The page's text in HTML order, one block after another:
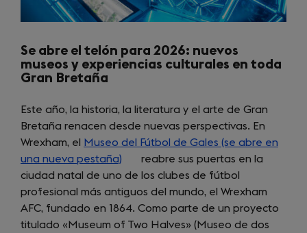
Se abre el telón para 2026: nuevos
museos y experiencias culturales en toda
Gran Bretaña
Este año, la historia, la literatura y el arte de Gran
Bretaña renacen desde nuevas perspectivas. En
Wrexham, el
Museo del Fútbol de Gales (se abre en
una nueva pestaña) (opens
in
a
new
tab)
reabre sus puertas en la
ciudad natal de uno de los clubes de fútbol
profesional más antiguos del mundo, el Wrexham
AFC, fundado en 1864. Como parte de un proyecto
titulado «Museum of Two Halves» (Museo de dos